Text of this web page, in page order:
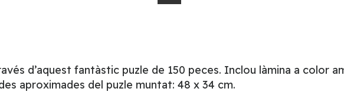
d’aquest fantàstic puzle de 150 peces. Inclou làmina a color
aproximades del puzle muntat: 48 x 34 cm.